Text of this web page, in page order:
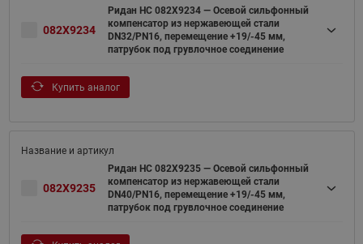
082X9234
Ридан НС 082X9234 — Осевой сильфонный
компенсатор из нержавеющей стали
DN32/PN16, перемещение +19/-45 мм,
патрубок под грувлочное соединение
Купить аналог
082X9235
Ридан НС 082X9235 — Осевой сильфонный
компенсатор из нержавеющей стали
DN40/PN16, перемещение +19/-45 мм,
патрубок под грувлочное соединение